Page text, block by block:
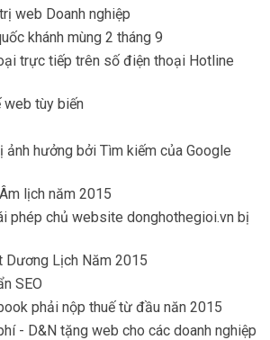
web Doanh nghiệp
khánh mùng 2 tháng 9
trực tiếp trên số điện thoại Hotline
web tùy biến
ảnh hưởng bởi Tìm kiếm của Google
lịch năm 2015
phép chủ website donghothegioi.vn bị
Dương Lịch Năm 2015
SEO
phải nộp thuế từ đầu năn 2015
- D&N tặng web cho các doanh nghiệp